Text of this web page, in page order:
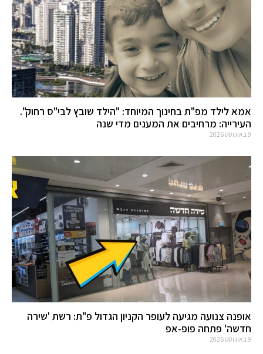
אמא לילד מפ"ת בחינוך המיוחד: "הילד שובץ לבי"ס רחוק".
העירייה: מרחיבים את המענים מדי שנה
9 באוגוסט 2026
אופנה צנועה מגיעה לעופר הקניון הגדול פ"ת: רשת 'שירה
חדשה' פתחה פופ-אפ
9 באוגוסט 2026